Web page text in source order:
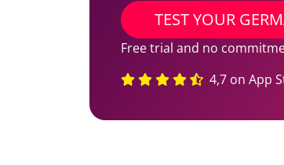
TEST YOUR
Free trial and no
4,7 on App